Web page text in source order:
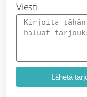
Viesti
Lähetä